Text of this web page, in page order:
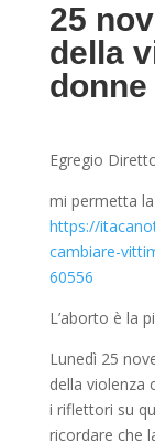
25
della
donne
Egregio
mi permetta
https://
cambiare-
60556
L’aborto è la
Lunedì 25
della violenza
i riflettori su
ricordare che